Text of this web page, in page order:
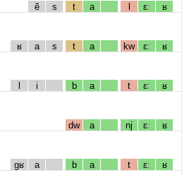
ẽ s t a l ɛː ʁ
ʁ a s t a kw ɛː ʁ
l i b a t ɛː ʁ
dw a nj ɛː ʁ
gʁ a b a t ɛː ʁ